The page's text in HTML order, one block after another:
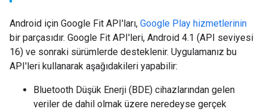
Android için Google Fit API'ları, Google Play hizmetlerinin
bir parçasıdır. Google Fit API'leri, Android 4.1 (API seviyesi
16) ve sonraki sürümlerde desteklenir. Uygulamanız bu
API'leri kullanarak aşağıdakileri yapabilir:
Bluetooth Düşük Enerji (BDE) cihazlarından gelen
veriler de dahil olmak üzere neredeyse gerçek